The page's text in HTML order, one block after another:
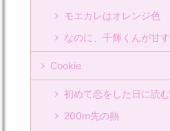
モエカレはオレンジ色
なのに、千輝くんが甘す
Cookie
初めて恋をした日に読
200m先の熱